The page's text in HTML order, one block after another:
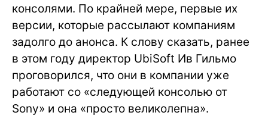
консолями. По крайней мере, первые их
версии, которые рассылают компаниям
задолго до анонса. К слову сказать, ранее
в этом году директор UbiSoft Ив Гильмо
проговорился, что они в компании уже
работают со «следующей консолью от
Sony» и она «просто великолепна».